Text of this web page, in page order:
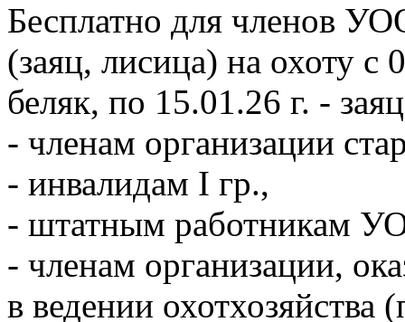
Бесплатно для членов
(заяц, лисица) на охоту
беляк, по 15.01.26 г. -
- членам организации
- инвалидам I гр.,
- штатным работникам
- членам организации,
в ведении охотхозяйства